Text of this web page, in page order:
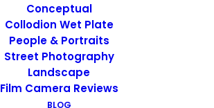
Conceptual
Collodion Wet Plate
People & Portraits
Street Photography
Landscape
Film Camera Reviews
BLOG
Images tagged "forest"